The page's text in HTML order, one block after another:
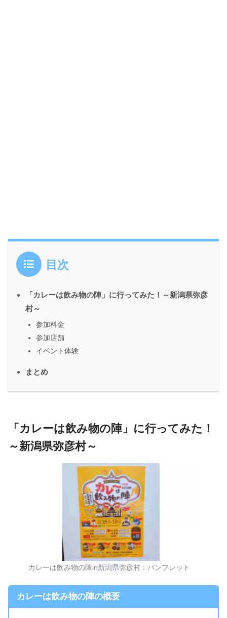
目次
「カレーは飲み物の陣」に行ってみた！～新潟県弥彦
村～
参加料金
参加店舗
イベント体験
まとめ
「カレーは飲み物の陣」に行ってみた！
～新潟県弥彦村～
カレーは飲み物の陣in新潟県弥彦村：パンフレット
カレーは飲み物の陣の概要